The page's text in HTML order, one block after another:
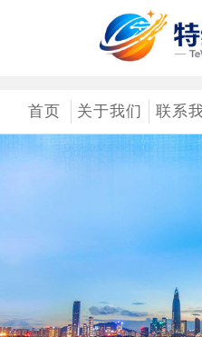
首页 关于我们 联系